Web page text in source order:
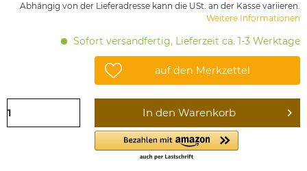
Abhängig von der Lieferadresse kann die USt. an der Kasse variieren.
Weitere Informationen
Sofort versandfertig, Lieferzeit ca. 1-3 Werktage
auf den Merkzettel
In den Warenkorb